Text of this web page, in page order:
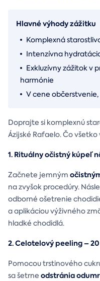
Hlavné výhody zážitku
Komplexná
Intenzívna
Exkluzívny zážitok v
harmónie
V cene
Doprajte si komplexnú
Ázijské Rafaelo. Čo
1. Rituálny očistný kúpeľ
Začnete jemným
na zvyšok procedúry.
odborné ošetrenie
a aplikáciou výživného
hladké chodidlá.
2. Celotelový peeling –
Pomocou trstinového
sa šetrne odstránia